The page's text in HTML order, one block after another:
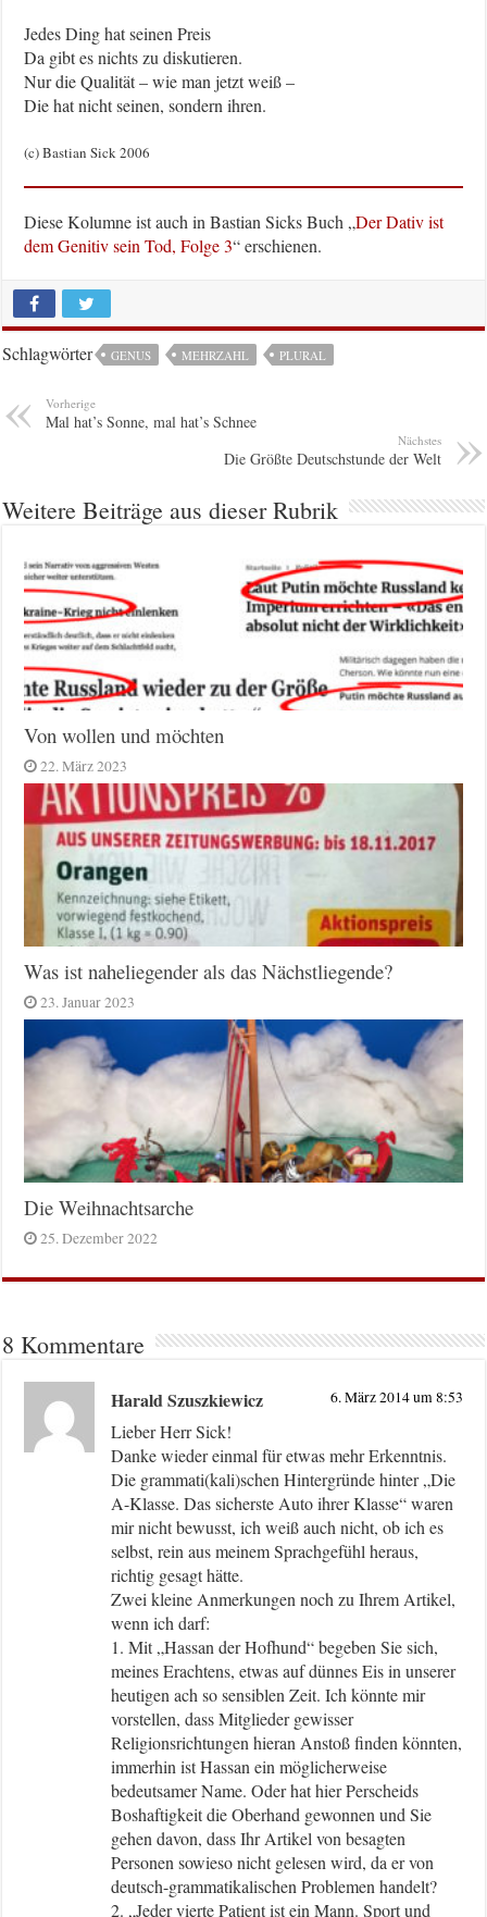
Jedes Ding hat seinen Preis
Da gibt es nichts zu diskutieren.
Nur die Qualität – wie man jetzt weiß –
Die hat nicht seinen, sondern ihren.
(c) Bastian Sick 2006
Diese Kolumne ist auch in Bastian Sicks Buch „Der Dativ ist
dem Genitiv sein Tod, Folge 3“ erschienen.
Schlagwörter GENUS MEHRZAHL PLURAL
Vorherige
Mal hat’s Sonne, mal hat’s Schnee
Nächstes
Die Größte Deutschstunde der Welt
Weitere Beiträge aus dieser Rubrik
Von wollen und möchten
22. März 2023
Was ist naheliegender als das Nächstliegende?
23. Januar 2023
Die Weihnachtsarche
25. Dezember 2022
8 Kommentare
Harald Szuszkiewicz 6. März 2014 um 8:53
Lieber Herr Sick!
Danke wieder einmal für etwas mehr Erkenntnis.
Die grammati(kali)schen Hintergründe hinter „Die
A-Klasse. Das sicherste Auto ihrer Klasse“ waren
mir nicht bewusst, ich weiß auch nicht, ob ich es
selbst, rein aus meinem Sprachgefühl heraus,
richtig gesagt hätte.
Zwei kleine Anmerkungen noch zu Ihrem Artikel,
wenn ich darf:
1. Mit „Hassan der Hofhund“ begeben Sie sich,
meines Erachtens, etwas auf dünnes Eis in unserer
heutigen ach so sensiblen Zeit. Ich könnte mir
vorstellen, dass Mitglieder gewisser
Religionsrichtungen hieran Anstoß finden könnten,
immerhin ist Hassan ein möglicherweise
bedeutsamer Name. Oder hat hier Perscheids
Boshaftigkeit die Oberhand gewonnen und Sie
gehen davon, dass Ihr Artikel von besagten
Personen sowieso nicht gelesen wird, da er von
deutsch-grammatikalischen Problemen handelt?
2. „Jeder vierte Patient ist ein Mann. Sport und